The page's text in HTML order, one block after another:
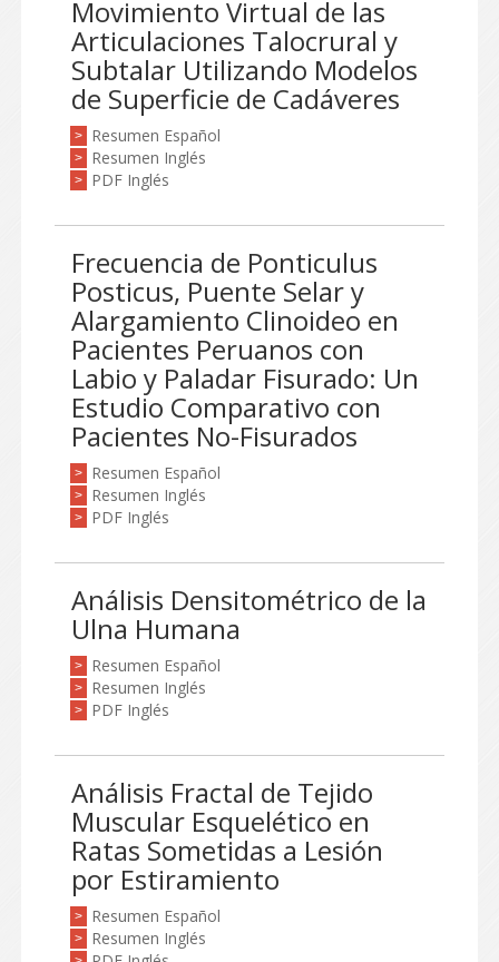
Movimiento Virtual de las
Articulaciones Talocrural y
Subtalar Utilizando Modelos
de Superficie de Cadáveres
> Resumen Español
> Resumen Inglés
> PDF Inglés
Frecuencia de Ponticulus
Posticus, Puente Selar y
Alargamiento Clinoideo en
Pacientes Peruanos con
Labio y Paladar Fisurado: Un
Estudio Comparativo con
Pacientes No-Fisurados
> Resumen Español
> Resumen Inglés
> PDF Inglés
Análisis Densitométrico de la
Ulna Humana
> Resumen Español
> Resumen Inglés
> PDF Inglés
Análisis Fractal de Tejido
Muscular Esquelético en
Ratas Sometidas a Lesión
por Estiramiento
> Resumen Español
> Resumen Inglés